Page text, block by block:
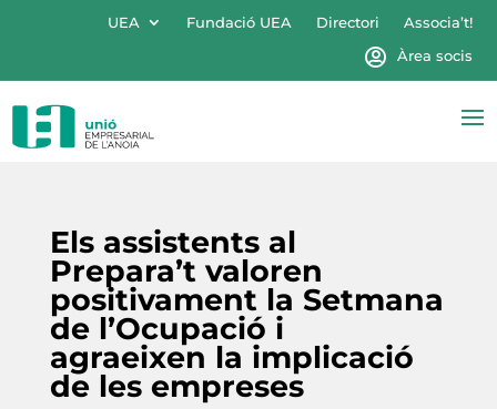
UEA Fundació UEA Directori
Associa’t!
Àrea socis
Els assistents al
Prepara’t valoren
positivament la Setmana
de l’Ocupació i
agraeixen la implicació
de les empreses